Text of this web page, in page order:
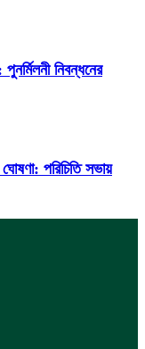
নিবন্ধনের
ঘোষণা: পরিচিতি সভায়